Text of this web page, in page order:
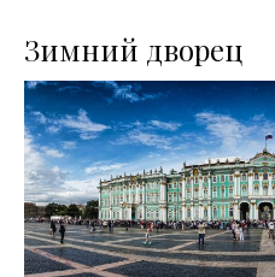
Зимний дворец